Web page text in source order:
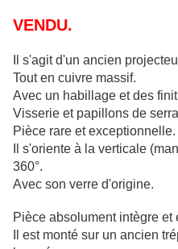
VENDU.
Il s'agit d'un ancien
Tout en cuivre massif.
Avec un habillage et des
Visserie et papillons de
Pièce rare et exceptionnelle.
Il s'oriente à la verticale
360°.
Avec son verre d'origine.
Pièce absolument intègre et
Il est monté sur un ancien